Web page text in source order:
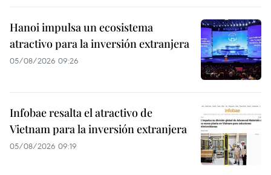
Hanoi impulsa un ecosistema
atractivo para la inversión extranjera
05/08/2026 09:26
Infobae resalta el atractivo de
Vietnam para la inversión extranjera
05/08/2026 09:19